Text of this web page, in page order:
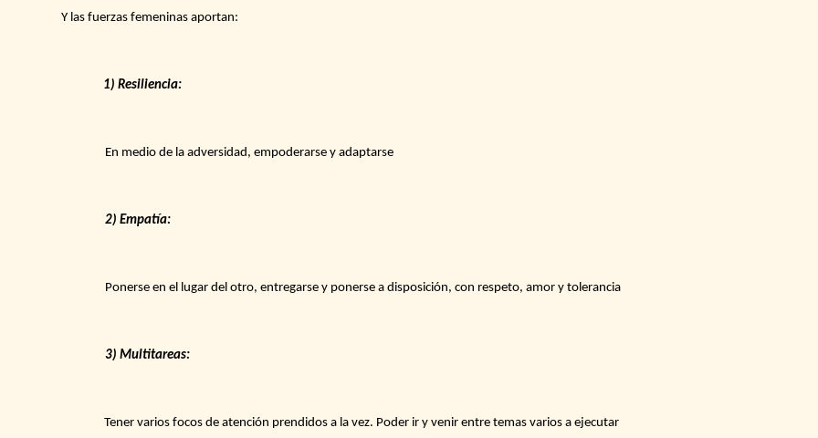
Y las fuerzas femeninas aportan:
1) Resiliencia:
En medio de la adversidad, empoderarse y adaptarse
2) Empatía:
Ponerse en el lugar del otro, entregarse y ponerse a disposición, con respeto, amor y tolerancia
3) Multitareas:
Tener varios focos de atención prendidos a la vez. Poder ir y venir entre temas varios a ejecutar